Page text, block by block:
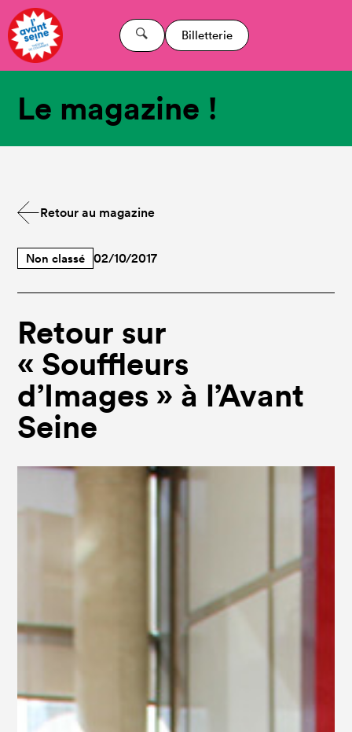
Billetterie
Le magazine !
Retour au magazine
Non classé 02/10/2017
Retour sur
« Souffleurs
d’Images » à l’Avant
Seine